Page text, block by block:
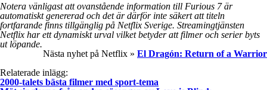
Notera vänligast att ovanstående information till Furious 7 är
automatiskt genererad och det är därför inte säkert att titeln
fortfarande finns tillgänglig på Netflix Sverige. Streamingtjänsten
Netflix har ett dynamiskt urval vilket betyder att filmer och serier byts
ut löpande.
Nästa nyhet på Netflix » El Dragón: Return of a Warrior
Relaterade inlägg:
2000-talets bästa filmer med sport-tema